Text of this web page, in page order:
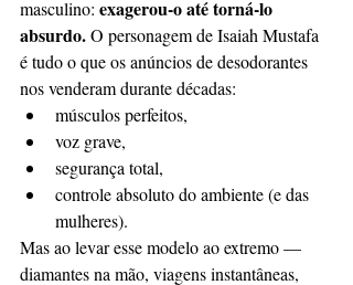
masculino: exagerou-o até torná-lo
absurdo. O personagem de Isaiah Mustafa
é tudo o que os anúncios de desodorantes
nos venderam durante décadas:
músculos perfeitos,
voz grave,
segurança total,
controle absoluto do ambiente (e das
mulheres).
Mas ao levar esse modelo ao extremo —
diamantes na mão, viagens instantâneas,